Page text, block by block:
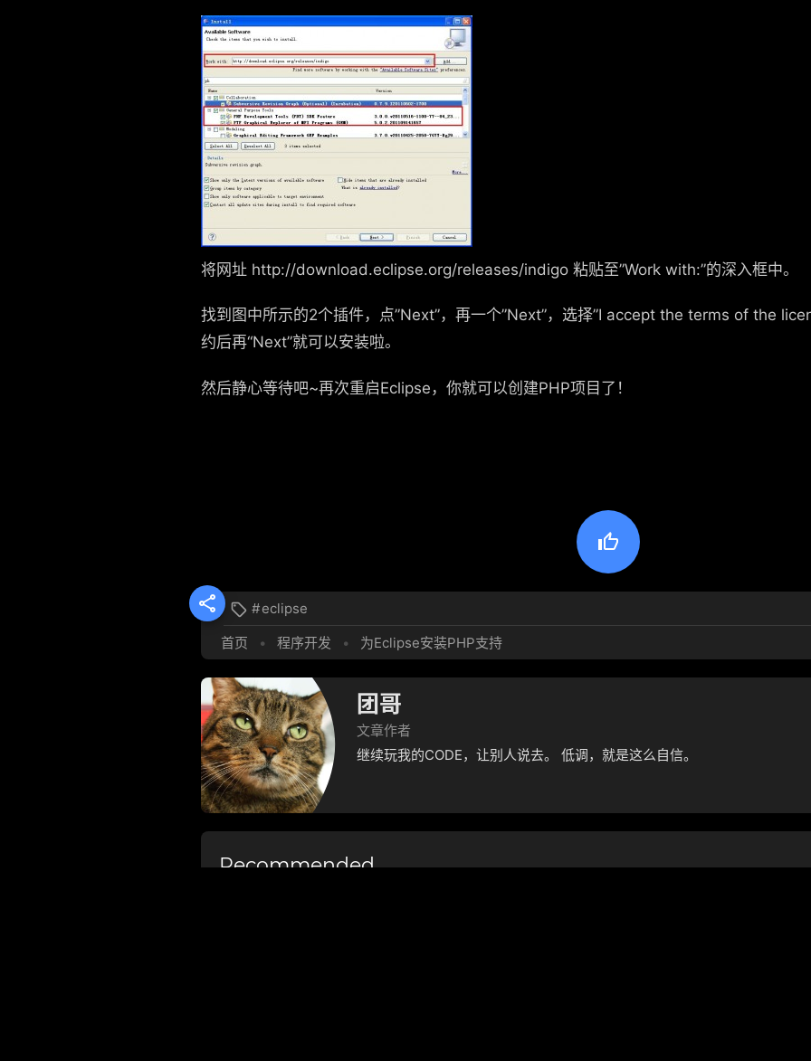
将网址 http://download.eclipse.org/releases/indigo 粘贴至”Work with:”的深入框中。
找到图中所示的2个插件，点”Next”，再一个”Next”，选择”I accept the terms of the
约后再“Next”就可以安装啦。
然后静心等待吧~再次重启Eclipse，你就可以创建PHP项目了！

  #eclipse
首页
• 程序开发 • 为Eclipse安装PHP支持
团哥
文章作者
继续玩我的CODE，让别人说去。 低调，就是这么自信。
Recommended